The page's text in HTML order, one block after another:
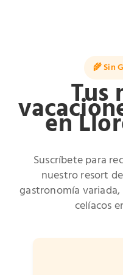
🌾 Sin
Tus
en
Suscríbete para
nuestro resort
gastronomía variada,
celíacos